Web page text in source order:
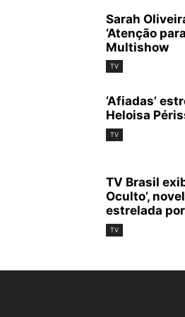
Sarah
‘Atenção
Multishow
TV
‘Afiadas’
Heloisa
TV
TV Brasil
Oculto’,
estrelada
TV